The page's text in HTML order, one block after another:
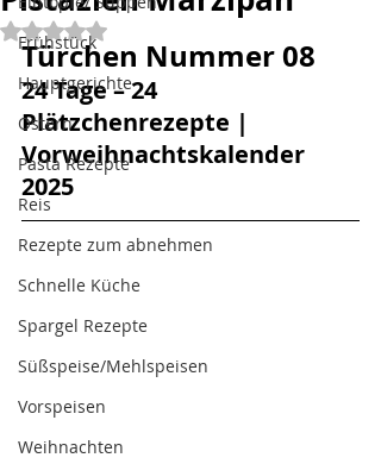
Frühstück
Hauptgerichte
Ostern
Pasta Rezepte
Reis
Rezepte zum abnehmen
Schnelle Küche
Spargel Rezepte
Süßspeise/Mehlspeisen
Vorspeisen
Weihnachten
Mit NaN von 5 Sternen bewertet.
Türchen Nummer 08
24 Tage – 24
Plätzchenrezepte |
Vorweihnachtskalender
2025